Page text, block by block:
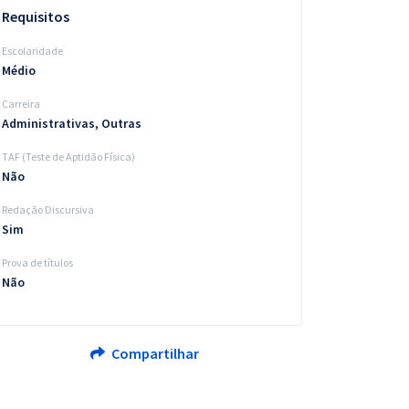
Requisitos
Escolaridade
Médio
Carreira
Administrativas, Outras
TAF (Teste de Aptidão Física)
Não
Redação Discursiva
Sim
Prova de títulos
Não
Compartilhar